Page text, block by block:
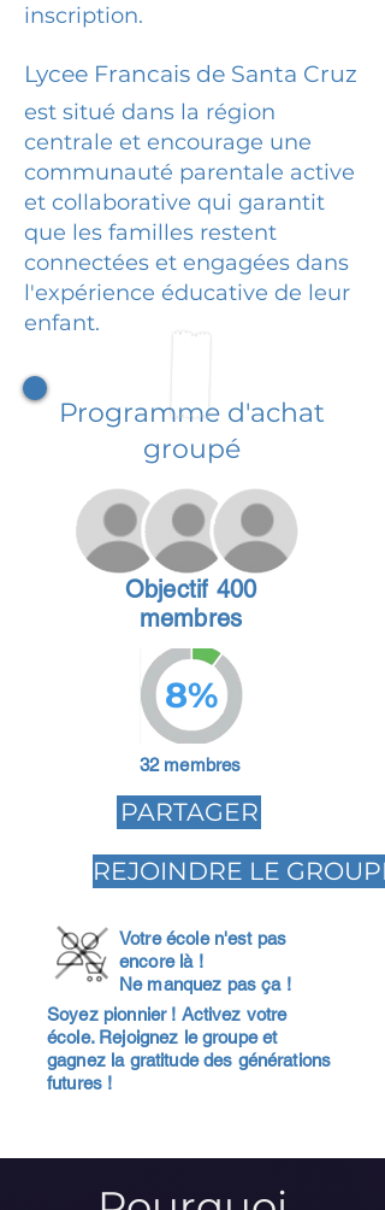
inscription.
Lycee Francais de Santa Cruz
est situé dans la région
centrale et encourage une
communauté parentale active
et collaborative qui garantit
que les familles restent
connectées et engagées dans
l'expérience éducative de leur
enfant.
Programme d'achat
groupé
Objectif 400
membres
8%
32 membres
PARTAGER
REJOINDRE LE GROUPE
Votre école n'est pas
encore là !
Ne manquez pas ça !
Soyez pionnier ! Activez votre
école. Rejoignez le groupe et
gagnez la gratitude des générations
futures !